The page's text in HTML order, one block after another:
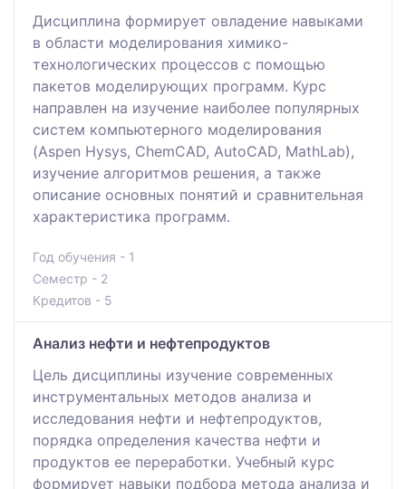
Дисциплина формирует овладение навыками
в области моделирования химико-
технологических процессов с помощью
пакетов моделирующих программ. Курс
направлен на изучение наиболее популярных
систем компьютерного моделирования
(Aspen Hysys, ChemCAD, AutoCAD, MathLab),
изучение алгоритмов решения, а также
описание основных понятий и сравнительная
характеристика программ.
Год обучения - 1
Семестр - 2
Кредитов - 5
Анализ нефти и нефтепродуктов
Цель дисциплины изучение современных
инструментальных методов анализа и
исследования нефти и нефтепродуктов,
порядка определения качества нефти и
продуктов ее переработки. Учебный курс
формирует навыки подбора метода анализа и